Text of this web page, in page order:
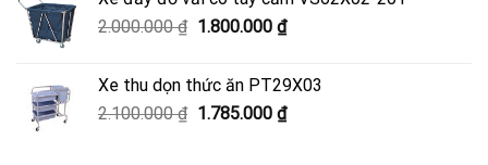
950.000 ₫.là:
600.000 ₫.
2.000.000₫ Giá
2.000.000 ₫.
1.800.000 ₫Giá
là:
1.800.000 ₫.
Xe thu dọn thức ăn PT29X03
2.100.000₫ Giá
1.785.000 ₫Giá